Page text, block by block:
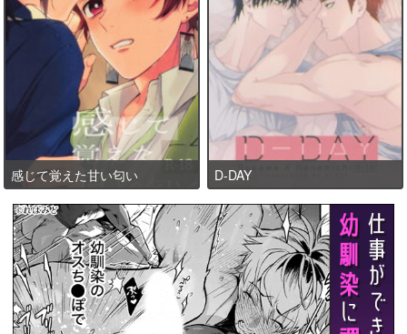
感じて覚えた甘い匂い D-DAY